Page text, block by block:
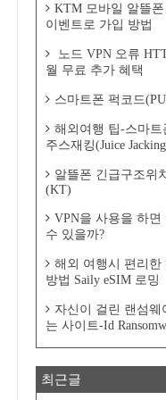
KTM 모바일 알뜰
이벤트로 가입 방법
노드 VPN 오류
월 무료 추가 혜택
스마트폰 퍽코드
해외여행 팁-스마
주스재킹(Juice
알뜰폰 긴급구조위
(KT)
VPN을 사용을 하
수 있을까?
해외 여행시 편리한
방법 Saily eSIM 로밍
자신이 걸린 랜섬
는 사이트-Id
최근글